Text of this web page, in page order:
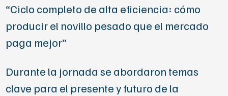
“Ciclo completo de alta eficiencia: cómo
producir el novillo pesado que el mercado
paga mejor”
Durante la jornada se abordaron temas
clave para el presente y futuro de la